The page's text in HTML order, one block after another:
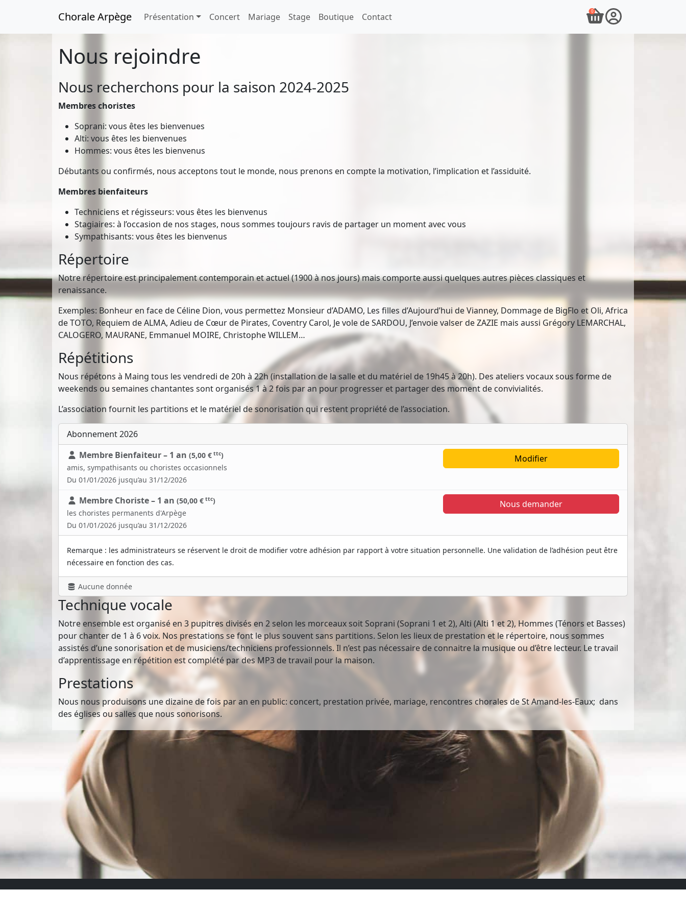
Chorale Arpège Présentation Concert Mariage Stage Boutique Contact
0
Nous rejoindre
Nous recherchons pour la saison 2024-2025
Membres choristes
Soprani: vous êtes les bienvenues
Alti: vous êtes les bienvenues
Hommes: vous êtes les bienvenus
Débutants ou confirmés, nous acceptons tout le monde, nous prenons en compte la motivation, l’implication et l’assiduité.
Membres bienfaiteurs
Techniciens et régisseurs: vous êtes les bienvenus
Stagiaires: à l’occasion de nos stages, nous sommes toujours ravis de partager un moment avec vous
Sympathisants: vous êtes les bienvenus
Répertoire
Notre répertoire est principalement contemporain et actuel (1900 à nos jours) mais comporte aussi quelques autres pièces classiques et
renaissance.
Exemples: Bonheur en face de Céline Dion, vous permettez Monsieur d’ADAMO, Les filles d’Aujourd’hui de Vianney, Dommage de BigFlo et Oli, Africa
de TOTO, Requiem de ALMA, Adieu de Cœur de Pirates, Coventry Carol, Je vole de SARDOU, J’envoie valser de ZAZIE mais aussi Grégory LEMARCHAL,
CALOGERO, MAURANE, Emmanuel MOIRE, Christophe WILLEM…
Répétitions
Nous répétons à Maing tous les vendredi de 20h à 22h (installation de la salle et du matériel de 19h45 à 20h). Des ateliers vocaux sous forme de
weekends ou semaines chantantes sont organisés 1 à 2 fois par an pour progresser et partager des moment de convivialités.
L’association fournit les partitions et le matériel de sonorisation qui restent propriété de l’association.
Abonnement 2026
Membre Bienfaiteur – 1 an (5,00 € ttc)
amis, sympathisants ou choristes occasionnels
Du 01/01/2026 jusqu’au 31/12/2026
Modifier
Membre Choriste – 1 an (50,00 € ttc)
les choristes permanents d'Arpège
Du 01/01/2026 jusqu’au 31/12/2026
Nous demander
Remarque : les administrateurs se réservent le droit de modifier votre adhésion par rapport à votre situation personnelle. Une validation de l’adhésion peut être
nécessaire en fonction des cas.
Aucune donnée
Technique vocale
Notre ensemble est organisé en 3 pupitres divisés en 2 selon les morceaux soit Soprani (Soprani 1 et 2), Alti (Alti 1 et 2), Hommes (Ténors et Basses)
pour chanter de 1 à 6 voix. Nos prestations se font le plus souvent sans partitions. Selon les lieux de prestation et le répertoire, nous sommes
assistés d’une sonorisation et de musiciens/techniciens professionnels. Il n’est pas nécessaire de connaitre la musique ou d’être lecteur. Le travail
d’apprentissage en répétition est complété par des MP3 de travail pour la maison.
Prestations
Nous nous produisons une dizaine de fois par an en public: concert, prestation privée, mariage, rencontres chorales de St Amand-les-Eaux; dans
des églises ou salles que nous sonorisons.